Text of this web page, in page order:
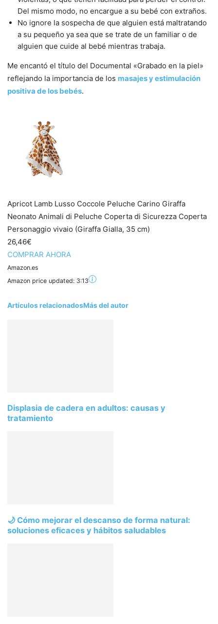
Del mismo modo, no encargue a su bebé con extraños.
No ignore la sospecha de que alguien está maltratando
a su pequeño ya sea que se trate de un familiar o de
alguien que cuide al bebé mientras trabaja.
Me encantó el título del Documental «Grabado en la piel»
reflejando la importancia de los masajes y estimulación
positiva de los bebés.
Apricot Lamb Lusso Coccole Peluche Carino Giraffa
Neonato Animali di Peluche Coperta di Sicurezza Coperta
Personaggio vivaio (Giraffa Gialla, 35 cm)
26,46€
COMPRAR AHORA
Amazon.es
Amazon price updated: 3:13
Artículos relacionadosMás del autor
Displasia de cadera en adultos: causas y
tratamiento
🌙 Cómo mejorar el descanso de forma natural:
soluciones eficaces y hábitos saludables